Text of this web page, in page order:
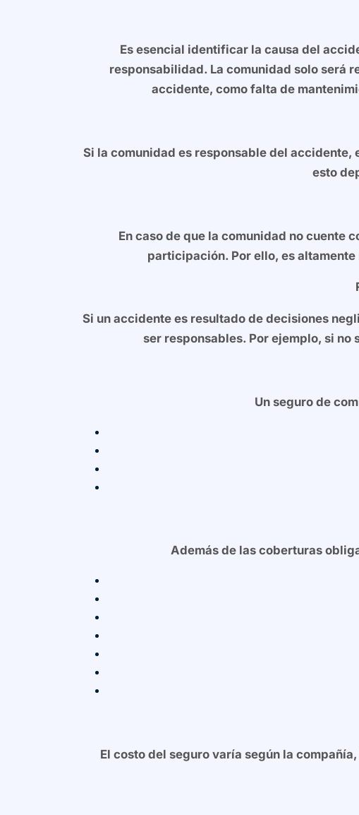
Es esencial identificar la causa del
responsabilidad. La comunidad solo será
accidente, como falta de
Si la comunidad es responsable del
esto
En caso de que la comunidad no cuente
participación. Por ello, es
Si un accidente es resultado de decisiones
ser responsables. Por ejemplo, si
Un seguro de
Además de las coberturas
El costo del seguro varía según la